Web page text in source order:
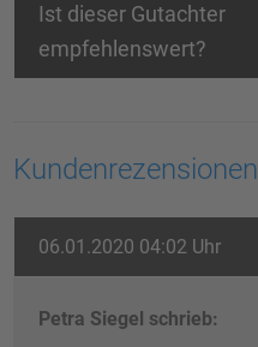
Ist dieser Gutachter
empfehlenswert?
Kundenrezensionen
06.01.2020 04:02 Uhr
Petra Siegel schrieb: